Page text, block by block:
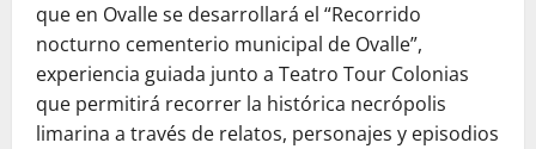
que en Ovalle se desarrollará el “Recorrido
nocturno cementerio municipal de Ovalle”,
experiencia guiada junto a Teatro Tour Colonias
que permitirá recorrer la histórica necrópolis
limarina a través de relatos, personajes y episodios